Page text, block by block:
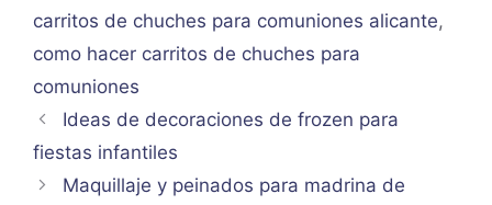
carritos de chuches para comuniones alicante,
como hacer carritos de chuches para
comuniones
Ideas de decoraciones de frozen para
fiestas infantiles
Maquillaje y peinados para madrina de